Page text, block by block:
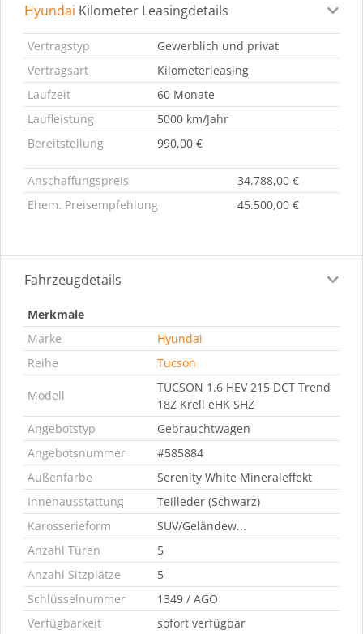
Leasingdetails Fahrzeugdetails
Hyundai Kilometer Leasingdetails
Vertragstyp
Gewerblich und privat
Vertragsart
Kilometerleasing
Laufzeit
60 Monate
Laufleistung
5000 km/Jahr
Bereitstellung
990,00 €
Anschaffungspreis
34.788,00 €
Ehem. Preisempfehlung
45.500,00 €
Fahrzeugdetails
Merkmale
Marke
Hyundai
Reihe
Tucson
Modell
TUCSON 1.6 HEV 215 DCT Trend
18Z Krell eHK SHZ
Angebotstyp
Gebrauchtwagen
Angebotsnummer
#585884
Außenfarbe
Serenity White Mineraleffekt
Innenausstattung
Teilleder (Schwarz)
Karosserieform
SUV/Geländew...
Anzahl Türen
5
Anzahl Sitzplätze
5
Schlüsselnummer
1349 / AGO
Verfügbarkeit
sofort verfügbar